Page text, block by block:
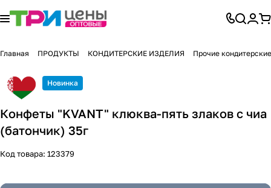
Главная ПРОДУКТЫ КОНДИТЕРСКИЕ ИЗДЕЛИЯ Прочие
Новинка
Конфеты "KVANT" клюква-пять злаков с чиа
(батончик) 35г
Код товара: 123379